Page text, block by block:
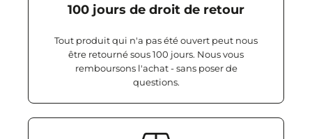
100 jours de droit de retour
Tout produit qui n'a pas été ouvert peut nous
être retourné sous 100 jours. Nous vous
remboursons l'achat - sans poser de
questions.